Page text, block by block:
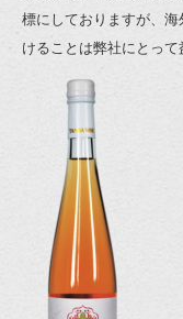
標にしておりますが、
けることは弊社にとって